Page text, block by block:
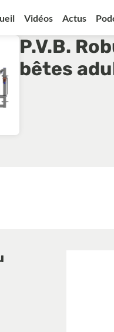
Vidéos Actus
P.V.B.
bêtes